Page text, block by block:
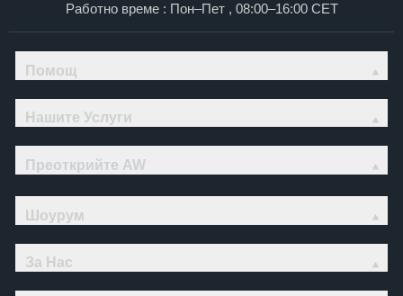
Работно време : Пон–Пет , 08:00–16:00 CET
Помощ
Нашите Услуги
Преоткрийте AW
Шоурум
За Нас